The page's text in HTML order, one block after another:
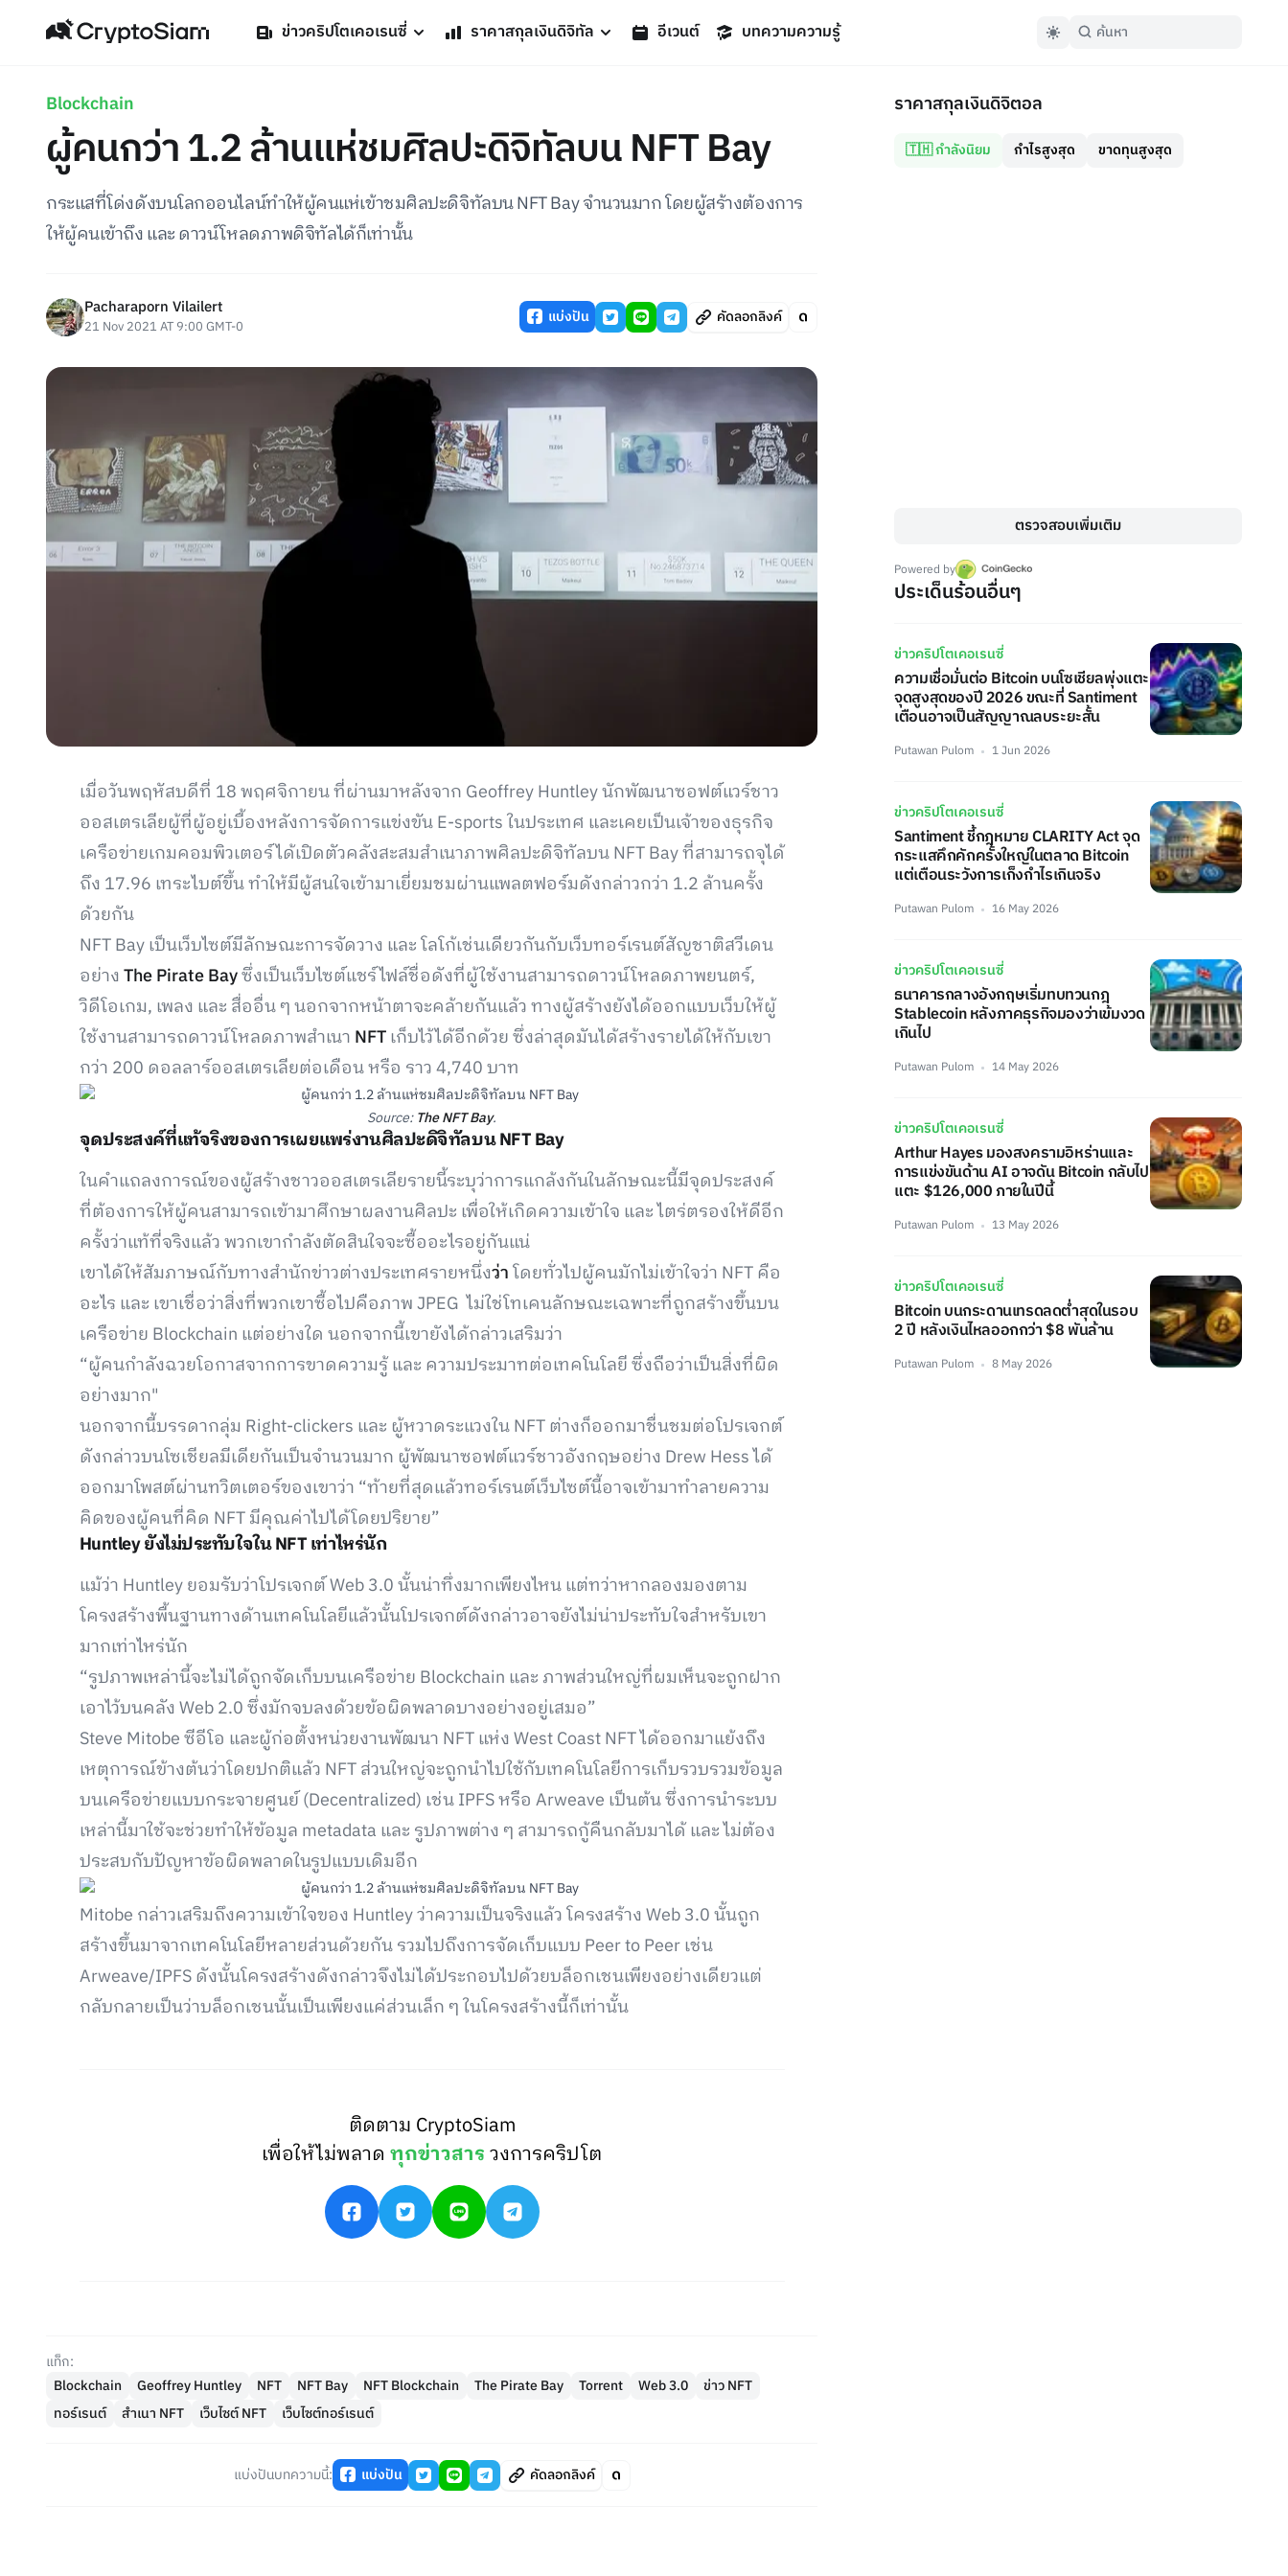
ข่าวคริปโตเคอเรนซี่ ราคาสกุลเงินดิจิทัล อีเวนต์ บทความความรู้
Blockchain
ผู้คนกว่า 1.2 ล้านแห่ชมศิลปะดิจิทัลบน NFT Bay
กระแสที่โด่งดังบนโลกออนไลน์ทำให้ผู้คนแห่เข้าชมศิลปะดิจิทัลบน NFT Bay จำนวนมาก โดยผู้สร้างต้องการ
ให้ผู้คนเข้าถึง และ ดาวน์โหลดภาพดิจิทัลได้ก็เท่านั้น
Pacharaporn Vilailert
21 Nov 2021 AT 9:00 GMT-0 แบ่งปัน คัดลอกลิงค์
เมื่อวันพฤหัสบดีที่ 18 พฤศจิกายน ที่ผ่านมาหลังจาก Geoffrey Huntley นักพัฒนาซอฟต์แวร์ชาว
ออสเตรเลียผู้ที่ผู้อยู่เบื้องหลังการจัดการแข่งขัน E-sports ในประเทศ และเคยเป็นเจ้าของธุรกิจ
เครือข่ายเกมคอมพิวเตอร์ได้เปิดตัวคลังสะสมสำเนาภาพศิลปะดิจิทัลบน NFT Bay ที่สามารถจุได้
ถึง 17.96 เทระไบต์ขึ้น ทำให้มีผู้สนใจเข้ามาเยี่ยมชมผ่านแพลตฟอร์มดังกล่าวกว่า 1.2 ล้านครั้ง
ด้วยกัน
NFT Bay เป็นเว็บไซต์มีลักษณะการจัดวาง และ โลโก้เช่นเดียวกันกับเว็บทอร์เรนต์สัญชาติสวีเดน
อย่างThe Pirate Bayซึ่งเป็นเว็บไซต์แชร์ไฟล์ชื่อดังที่ผู้ใช้งานสามารถดาวน์โหลดภาพยนตร์,
วิดีโอเกม, เพลง และ สื่ออื่น ๆ นอกจากหน้าตาจะคล้ายกันแล้ว ทางผู้สร้างยังได้ออกแบบเว็บให้ผู้
ใช้งานสามารถดาวน์โหลดภาพสำเนา NFTเก็บไว้ได้อีกด้วย ซึ่งล่าสุดมันได้สร้างรายได้ให้กับเขา
กว่า 200 ดอลลาร์ออสเตรเลียต่อเดือน หรือ ราว 4,740 บาท
Source:The NFT Bay.
จุดประสงค์ที่แท้จริงของการเผยแพร่งานศิลปะดิจิทัลบน NFT Bay
ในคำแถลงการณ์ของผู้สร้างชาวออสเตรเลียรายนี้ระบุว่าการแกล้งกันในลักษณะนี้มีจุดประสงค์
ที่ต้องการให้ผู้คนสามารถเข้ามาศึกษาผลงานศิลปะ เพื่อให้เกิดความเข้าใจ และ ไตร่ตรองให้ดีอีก
ครั้งว่าแท้ที่จริงแล้ว พวกเขากำลังตัดสินใจจะซื้ออะไรอยู่กันแน่
เขาได้ให้สัมภาษณ์กับทางสำนักข่าวต่างประเทศรายหนึ่งว่าโดยทั่วไปผู้คนมักไม่เข้าใจว่า NFT คือ
อะไร และ เขาเชื่อว่าสิ่งที่พวกเขาซื้อไปคือภาพ JPEG ไม่ใช่โทเคนลักษณะเฉพาะที่ถูกสร้างขึ้นบน
เครือข่าย Blockchain แต่อย่างใด นอกจากนี้เขายังได้กล่าวเสริมว่า
“ผู้คนกำลังฉวยโอกาสจากการขาดความรู้ และ ความประมาทต่อเทคโนโลยี ซึ่งถือว่าเป็นสิ่งที่ผิด
อย่างมาก"
นอกจากนี้บรรดากลุ่ม Right-clickers และ ผู้หวาดระแวงใน NFT ต่างก็ออกมาชื่นชมต่อโปรเจกต์
ดังกล่าวบนโซเชียลมีเดียกันเป็นจำนวนมาก ผู้พัฒนาซอฟต์แวร์ชาวอังกฤษอย่าง Drew Hess ได้
ออกมาโพสต์ผ่านทวิตเตอร์ของเขาว่า “ท้ายที่สุดแล้วทอร์เรนต์เว็บไซต์นี้อาจเข้ามาทำลายความ
คิดของผู้คนที่คิด NFT มีคุณค่าไปได้โดยปริยาย”
Huntley ยังไม่ประทับใจใน NFT เท่าไหร่นัก
แม้ว่า Huntley ยอมรับว่าโปรเจกต์ Web 3.0 นั้นน่าทึ่งมากเพียงไหน แต่ทว่าหากลองมองตาม
โครงสร้างพื้นฐานทางด้านเทคโนโลยีแล้วนั้นโปรเจกต์ดังกล่าวอาจยังไม่น่าประทับใจสำหรับเขา
มากเท่าไหร่นัก
“รูปภาพเหล่านี้จะไม่ได้ถูกจัดเก็บบนเครือข่าย Blockchain และ ภาพส่วนใหญ่ที่ผมเห็นจะถูกฝาก
เอาไว้บนคลัง Web 2.0 ซึ่งมักจบลงด้วยข้อผิดพลาดบางอย่างอยู่เสมอ”
Steve Mitobe ซีอีโอ และผู้ก่อตั้งหน่วยงานพัฒนา NFT แห่ง West Coast NFT ได้ออกมาแย้งถึง
เหตุการณ์ข้างต้นว่าโดยปกติแล้ว NFT ส่วนใหญ่จะถูกนำไปใช้กับเทคโนโลยีการเก็บรวบรวมข้อมูล
บนเครือข่ายแบบกระจายศูนย์ (Decentralized) เช่น IPFS หรือ Arweave เป็นต้น ซึ่งการนำระบบ
เหล่านี้มาใช้จะช่วยทำให้ข้อมูล metadata และ รูปภาพต่าง ๆ สามารถกู้คืนกลับมาได้ และ ไม่ต้อง
ประสบกับปัญหาข้อผิดพลาดในรูปแบบเดิมอีก
Mitobe กล่าวเสริมถึงความเข้าใจของ Huntley ว่าความเป็นจริงแล้ว โครงสร้าง Web 3.0 นั้นถูก
สร้างขึ้นมาจากเทคโนโลยีหลายส่วนด้วยกัน รวมไปถึงการจัดเก็บแบบ Peer to Peer เช่น
Arweave/IPFS ดังนั้นโครงสร้างดังกล่าวจึงไม่ได้ประกอบไปด้วยบล็อกเชนเพียงอย่างเดียวแต่
กลับกลายเป็นว่าบล็อกเชนนั้นเป็นเพียงแค่ส่วนเล็ก ๆ ในโครงสร้างนี้ก็เท่านั้น
ติดตาม CryptoSiam
เพื่อให้ไม่พลาดทุกข่าวสารวงการคริปโต
แท็ก:
Blockchain
Geoffrey Huntley NFT NFT Bay NFT Blockchain The Pirate Bay Torrent Web 3.0
ข่าว NFT
ทอร์เรนต์
สำเนา NFT เว็บไซต์ NFT เว็บไซต์ทอร์เรนต์
แบ่งปันบทความนี้: แบ่งปัน คัดลอกลิงค์
ราคาสกุลเงินดิจิตอล
🇹🇭 กำลังนิยม กำไรสูงสุด ขาดทุนสูงสุด
ตรวจสอบเพิ่มเติม
Powered by
ประเด็นร้อนอื่นๆ
ข่าวคริปโตเคอเรนซี่
ความเชื่อมั่นต่อ Bitcoin บนโซเชียลพุ่งแตะ
จุดสูงสุดของปี 2026 ขณะที่ Santiment
เตือนอาจเป็นสัญญาณลบระยะสั้น
Putawan Pulom 1 Jun 2026
ข่าวคริปโตเคอเรนซี่
Santiment ชี้กฎหมาย CLARITY Act จุด
กระแสคึกคักครั้งใหญ่ในตลาด Bitcoin
แต่เตือนระวังการเก็งกำไรเกินจริง
Putawan Pulom 16 May 2026
ข่าวคริปโตเคอเรนซี่
ธนาคารกลางอังกฤษเริ่มทบทวนกฎ
Stablecoin หลังภาคธุรกิจมองว่าเข้มงวด
เกินไป
Putawan Pulom 14 May 2026
ข่าวคริปโตเคอเรนซี่
Arthur Hayes มองสงครามอิหร่านและ
การแข่งขันด้าน AI อาจดัน Bitcoin กลับไป
แตะ $126,000 ภายในปีนี้
Putawan Pulom 13 May 2026
ข่าวคริปโตเคอเรนซี่
Bitcoin บนกระดานเทรดลดต่ำสุดในรอบ
2 ปี หลังเงินไหลออกกว่า $8 พันล้าน
Putawan Pulom 8 May 2026